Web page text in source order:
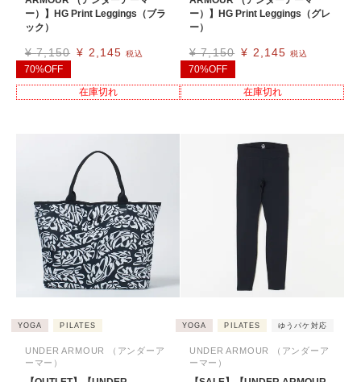
ー）】HG Print Leggings（ブラ
ック）
¥ 7,150 ¥ 2,145 税込
70%OFF
在庫切れ
ー）】HG Print Leggings（グレ
ー）
¥ 7,150 ¥ 2,145 税込
70%OFF
在庫切れ
YOGA PILATES
UNDER ARMOUR （アンダーア
ーマー）
YOGA PILATES ゆうパケ対応
UNDER ARMOUR （アンダーア
ーマー）